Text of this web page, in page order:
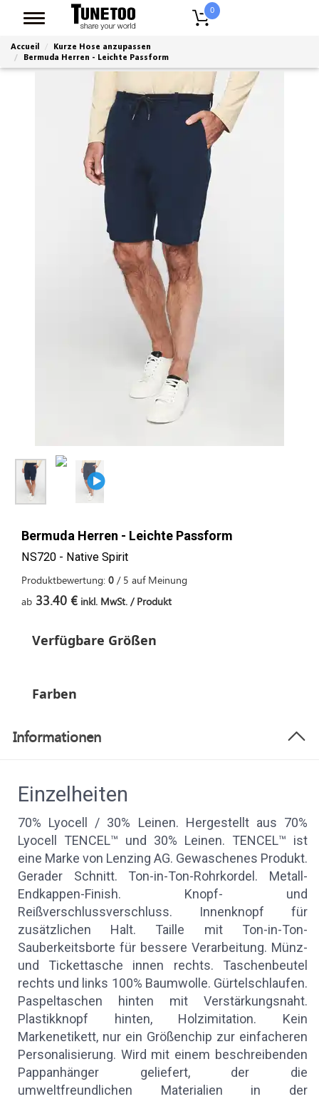
0
Accueil
Kurze Hose anzupassen
Bermuda Herren - Leichte Passform
Bermuda Herren - Leichte Passform
NS720 - Native Spirit
Produktbewertung: 0 / 5 auf Meinung
ab 33.40 € inkl. MwSt. / Produkt
Verfügbare Größen
Farben
Informationen
Einzelheiten
70% Lyocell / 30% Leinen. Hergestellt aus 70%
Lyocell TENCEL™ und 30% Leinen. TENCEL™ ist
eine Marke von Lenzing AG. Gewaschenes Produkt.
Gerader Schnitt. Ton-in-Ton-Rohrkordel. Metall-
Endkappen-Finish. Knopf- und
Reißverschlussverschluss. Innenknopf für
zusätzlichen Halt. Taille mit Ton-in-Ton-
Sauberkeitsborte für bessere Verarbeitung. Münz-
und Tickettasche innen rechts. Taschenbeutel
rechts und links 100% Baumwolle. Gürtelschlaufen.
Paspeltaschen hinten mit Verstärkungsnaht.
Plastikknopf hinten, Holzimitation. Kein
Markenetikett, nur ein Größenchip zur einfacheren
Personalisierung. Wird mit einem beschreibenden
Pappanhänger geliefert, der die
umweltfreundlichen Materialien in der